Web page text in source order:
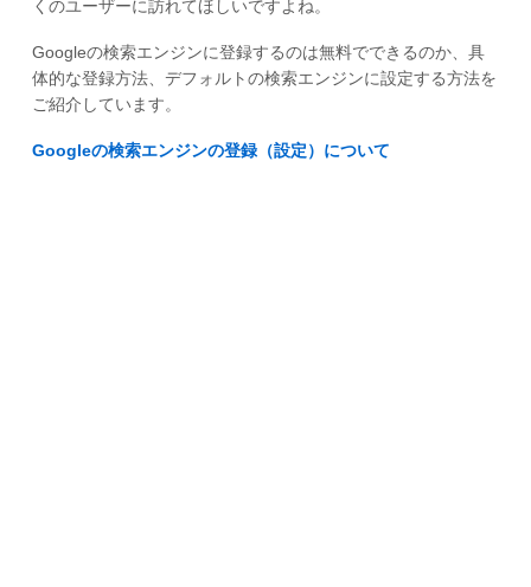
くのユーザーに訪れてほしいですよね。
Googleの検索エンジンに登録するのは無料でできるのか、具
体的な登録方法、デフォルトの検索エンジンに設定する方法を
ご紹介しています。
Googleの検索エンジンの登録（設定）について